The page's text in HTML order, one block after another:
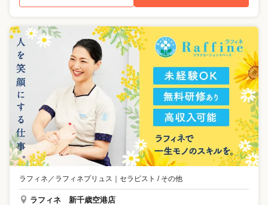
ラフィネ／ラフィネプリュス セラピスト / その他
ラフィネ 新千歳空港店